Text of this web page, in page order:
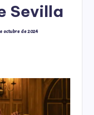
Sevilla
octubre de 2024